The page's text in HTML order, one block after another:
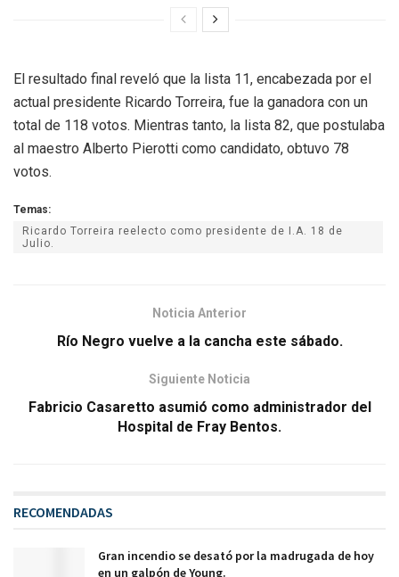
El resultado final reveló que la lista 11, encabezada por el
actual presidente Ricardo Torreira, fue la ganadora con un
total de 118 votos. Mientras tanto, la lista 82, que postulaba
al maestro Alberto Pierotti como candidato, obtuvo 78
votos.
Temas:
Ricardo Torreira reelecto como presidente de I.A. 18 de
Julio.
Noticia Anterior
Río Negro vuelve a la cancha este sábado.
Siguiente Noticia
Fabricio Casaretto asumió como administrador del
Hospital de Fray Bentos.
RECOMENDADAS
Gran incendio se desató por la madrugada de hoy
en un galpón de Young.